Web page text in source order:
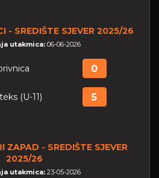
- SREDIŠTE SJEVER 2025/26
utakmica: 06-06-2026
0
(U-11) 5
ZAPAD - SREDIŠTE SJEVER
2025/26
utakmica: 23-05-2026